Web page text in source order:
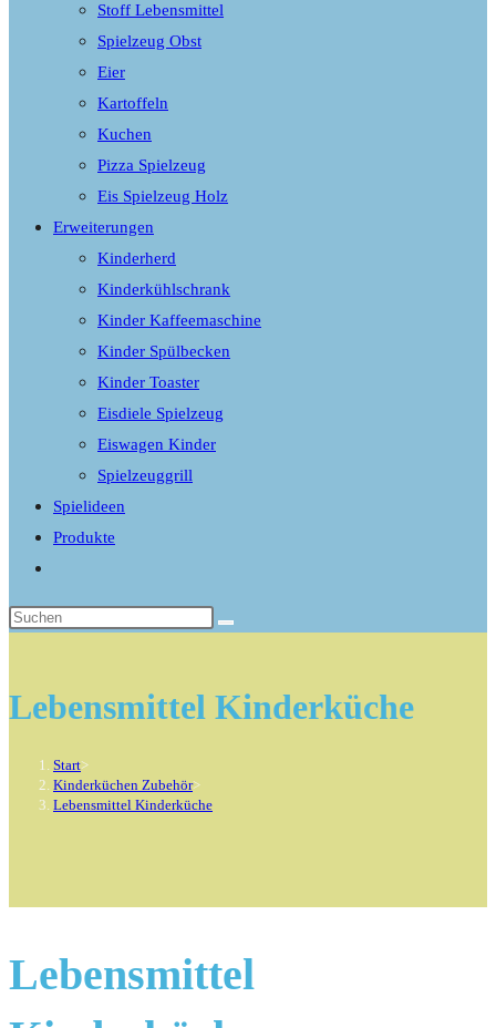
Stoff Lebensmittel
Spielzeug Obst
Eier
Kartoffeln
Kuchen
Pizza Spielzeug
Eis Spielzeug Holz
Erweiterungen
Kinderherd
Kinderkühlschrank
Kinder Kaffeemaschine
Kinder Spülbecken
Kinder Toaster
Eisdiele Spielzeug
Eiswagen Kinder
Spielzeuggrill
Spielideen
Produkte
umschalten
Lebensmittel Kinderküche
Start>
Kinderküchen Zubehör>
Lebensmittel Kinderküche
Lebensmittel